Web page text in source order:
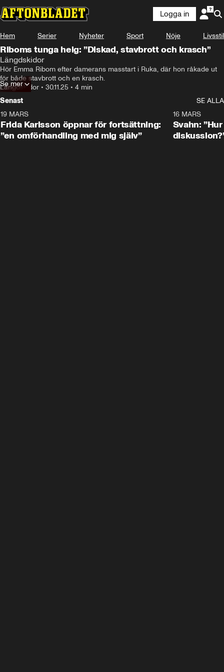
Logga in
Hem Serier Nyheter Sport Nöje Livsstil
Riboms tunga helg: ”Diskad, stavbrott och krasch”
Längdskidor
Hör Emma Ribom efter damerans masstart i Ruka, där hon råkade ut
för både stavbrott och en krasch.
Längdskidor • 30.11.25 • 4 min
Se mer
Senast
SE ALLA
19 MARS
Frida Karlsson öppnar för fortsättning:
”en omförhandling med mig själv”
16 MARS
Svahn: